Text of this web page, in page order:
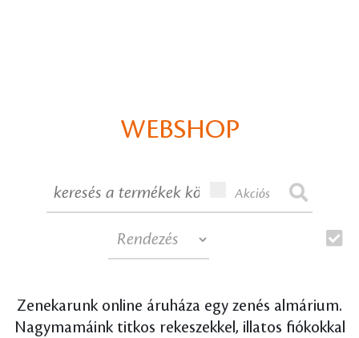
WEBSHOP
Akciós
Zenekarunk online áruháza egy zenés almárium.
Nagymamáink titkos rekeszekkel, illatos fiókokkal